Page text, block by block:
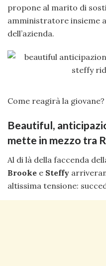
propone al marito di
amministratore insieme
dell’azienda.
Come reagirà la giovane?
Beautiful,
mette in mezzo tra
Al di là della faccenda
Brooke e Steffy
altissima tensione: